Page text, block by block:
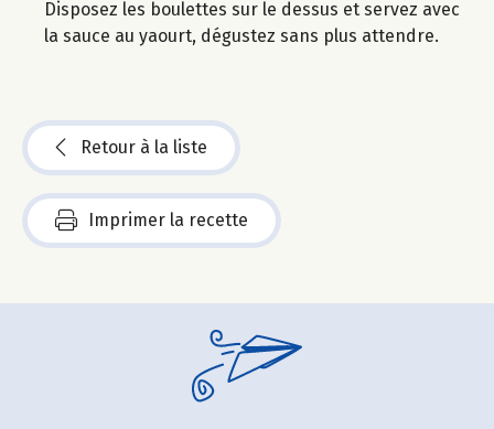
Disposez les boulettes sur le dessus et servez avec
la sauce au yaourt, dégustez sans plus attendre.
Retour à la liste
Imprimer la recette